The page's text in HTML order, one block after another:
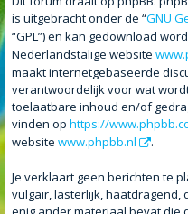
is uitgebracht onder de “GNU
“GPL”) en kan gedownload
Nederlandstalige website
maakt internetgebaseerde
verantwoordelijk voor wat
toelaatbare inhoud en/of
vinden op https://
website www.phpbb.nl .
Je verklaart geen berichten te
vulgair, lasterlijk,